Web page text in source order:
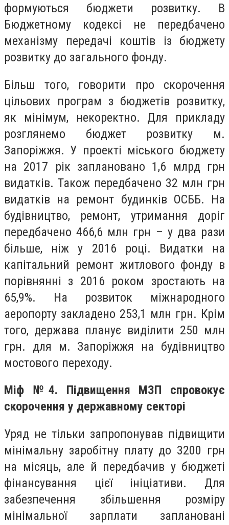
формуються бюджети розвитку. В
Бюджетному кодексі не передбачено
механізму передачі коштів із бюджету
розвитку до загального фонду.
Більш того, говорити про скорочення
цільових програм з бюджетів розвитку,
як мінімум, некоректно. Для прикладу
розглянемо бюджет розвитку м.
Запоріжжя. У проекті міського бюджету
на 2017 рік заплановано 1,6 млрд грн
видатків. Також передбачено 32 млн грн
видатків на ремонт будинків ОСББ. На
будівництво, ремонт, утримання доріг
передбачено 466,6 млн грн – у два рази
більше, ніж у 2016 році. Видатки на
капітальний ремонт житлового фонду в
порівнянні з 2016 роком зростають на
65,9%. На розвиток міжнародного
аеропорту закладено 253,1 млн грн. Крім
того, держава планує виділити 250 млн
грн. для м. Запоріжжя на будівництво
мостового переходу.
Міф №4. Підвищення МЗП спровокує
скорочення у державному секторі
Уряд не тільки запропонував підвищити
мінімальну заробітну плату до 3200 грн
на місяць, але й передбачив у бюджеті
фінансування цієї ініціативи. Для
забезпечення збільшення розміру
мінімальної зарплати заплановані